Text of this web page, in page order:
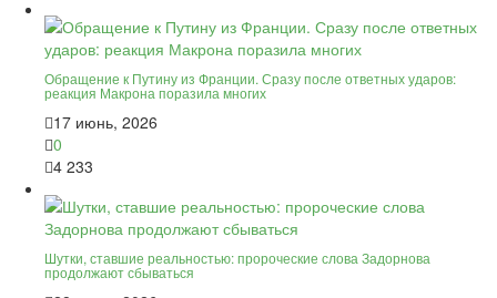
Обращение к Путину из Франции. Сразу после ответных ударов:
реакция Макрона поразила многих
17 июнь, 2026
0
4 233
Шутки, ставшие реальностью: пророческие слова Задорнова
продолжают сбываться